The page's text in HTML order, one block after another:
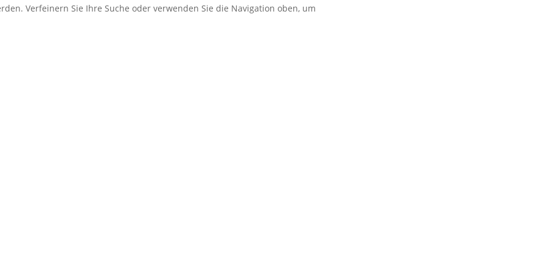
Verfeinern Sie Ihre Suche oder verwenden Sie die Navigation oben, um